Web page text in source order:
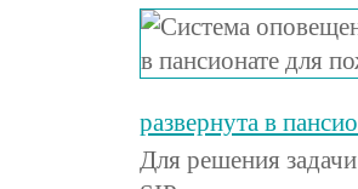
развернута в
Для решения